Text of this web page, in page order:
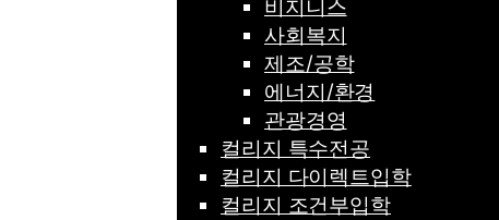
비지니스
사회복지
제조/공학
에너지/환경
관광경영
컬리지 특수전공
컬리지 다이렉트입학
컬리지 조건부입학